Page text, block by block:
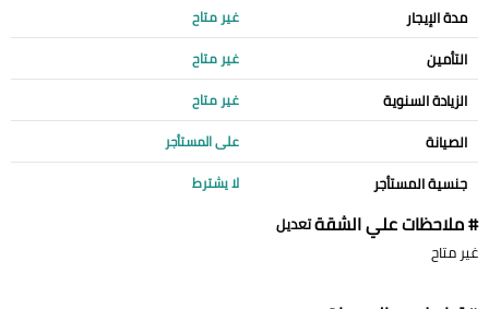
مدة الإيجار غير متاح
التأمين غير متاح
الزيادة السنوية غير متاح
الصيانة على المستأجر
جنسية المستأجر لا يشترط
# ملاحظات علي الشقةتعديل
غير متاح